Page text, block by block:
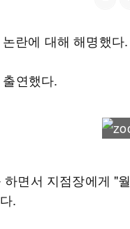
란에 대해 해명했다.
연했다.
면서 지점장에게 "월
.